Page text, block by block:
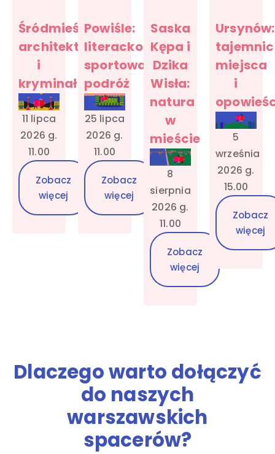
Śródmieście:
architektura
i
kryminał
11 lipca
2026 g.
11.00
Zobacz
więcej
Powiśle:
literacko-
sportowa
podróż
25 lipca
2026 g.
11.00
Zobacz
więcej
Saska
Kępa i
Dzika
Wisła:
natura
w
mieście
8
sierpnia
2026 g.
11.00
Zobacz
więcej
Ursynów:
miejsca
i
5
września
2026 g.
15.00
Zobacz
więcej
Dlaczego warto dołączyć
do naszych
warszawskich
spacerów?